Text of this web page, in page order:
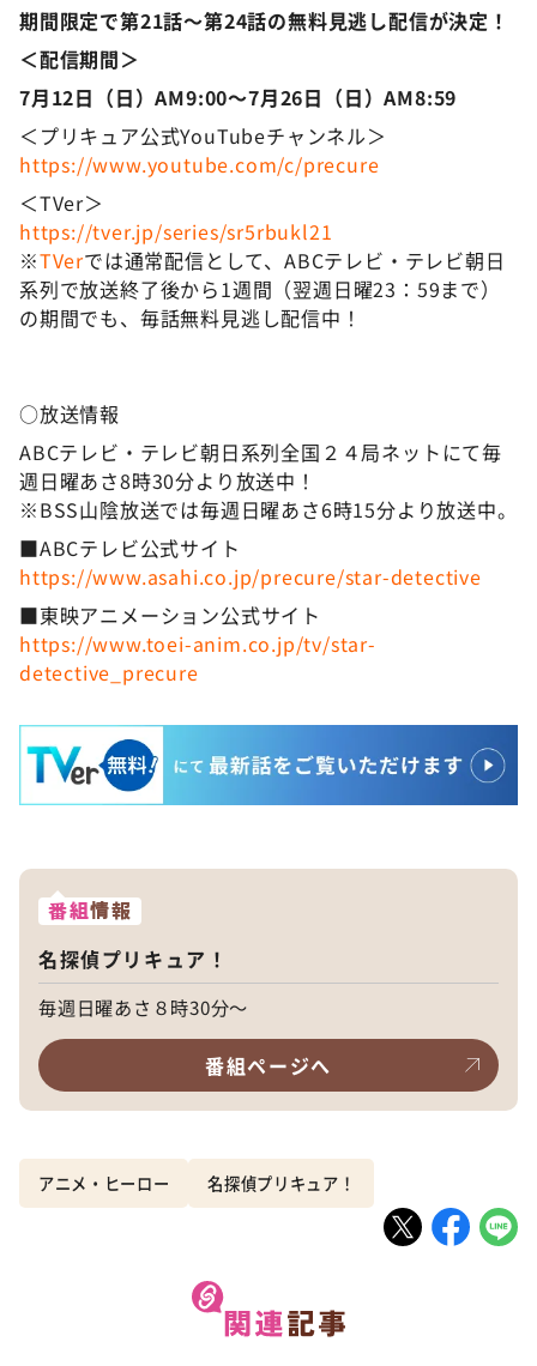
期間限定で第21話～第24話の無料見逃し配信が決定！
＜配信期間＞
7月12日（日）AM9:00～7月26日（日）AM8:59
＜プリキュア公式YouTubeチャンネル＞
https://www.youtube.com/c/precure
＜TVer＞
https://tver.jp/series/sr5rbukl21
※TVerでは通常配信として、ABCテレビ・テレビ朝日
系列で放送終了後から1週間（翌週日曜23：59まで）
の期間でも、毎話無料見逃し配信中！
○放送情報
ABCテレビ・テレビ朝日系列全国２４局ネットにて毎
週日曜あさ8時30分より放送中！
※BSS山陰放送では毎週日曜あさ6時15分より放送中。
■ABCテレビ公式サイト
https://www.asahi.co.jp/precure/star-detective
■東映アニメーション公式サイト
https://www.toei-anim.co.jp/tv/star-
detective_precure
番組情報
名探偵プリキュア！
毎週日曜あさ８時30分～
番組ページへ
アニメ・ヒーロー 名探偵プリキュア！